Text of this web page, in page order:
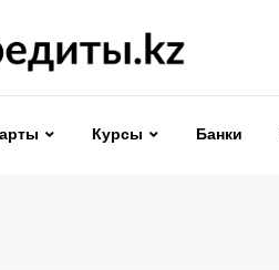
Курсы Банки